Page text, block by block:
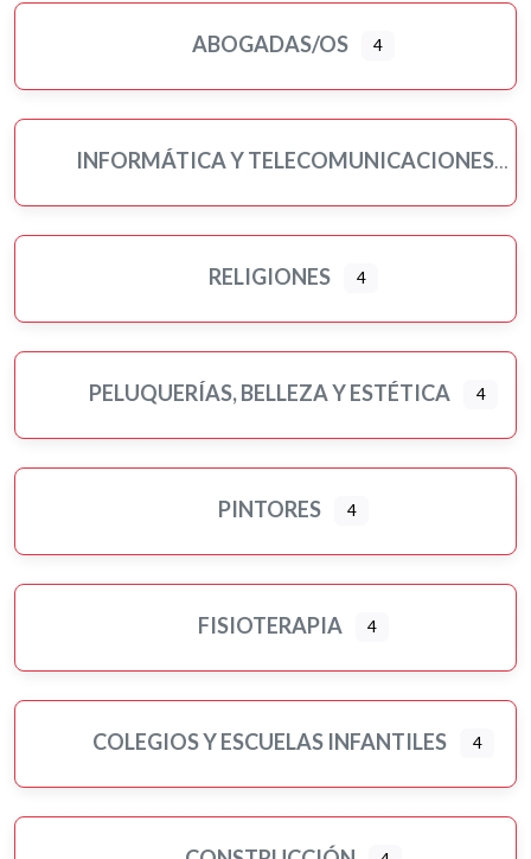
ABOGADAS/OS 4
INFORMÁTICA Y TELECOMUNICACIONES
RELIGIONES 4
PELUQUERÍAS, BELLEZA Y ESTÉTICA 4
PINTORES 4
FISIOTERAPIA 4
COLEGIOS Y ESCUELAS INFANTILES 4